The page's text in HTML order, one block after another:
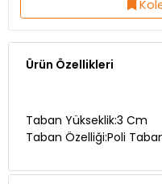
Ürün Özellikleri
Taban Yükseklik:3 Cm
Taban Özelliği:Poli